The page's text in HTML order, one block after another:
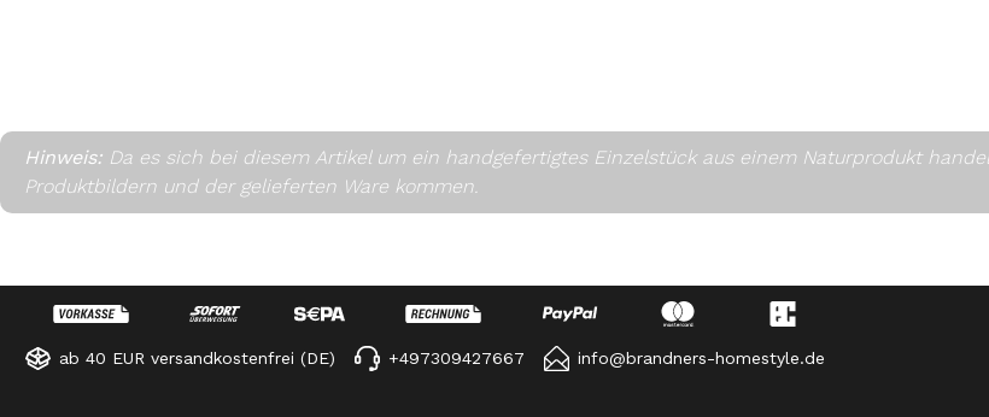
Hinweis: Da es sich bei diesem Artikel um ein handgefertigtes Einzelstück aus einem Naturprodukt
Produktbildern und der gelieferten Ware kommen.
ab 40 EUR versandkostenfrei (DE) +497309427667 info@brandners-homestyle.de